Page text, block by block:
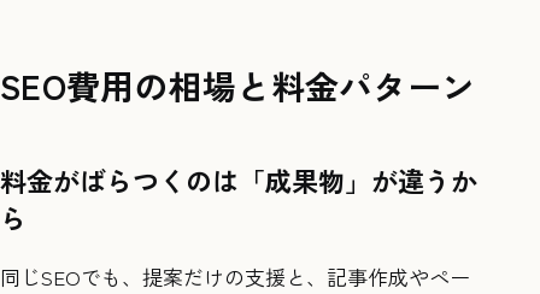
SEO費用の相場と料金パターン
料金がばらつくのは「成果物」が違うか
ら
同じSEOでも、提案だけの支援と、記事作成やペー